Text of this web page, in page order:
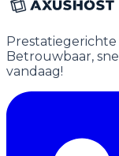
Betrouwbaar,
vandaag!